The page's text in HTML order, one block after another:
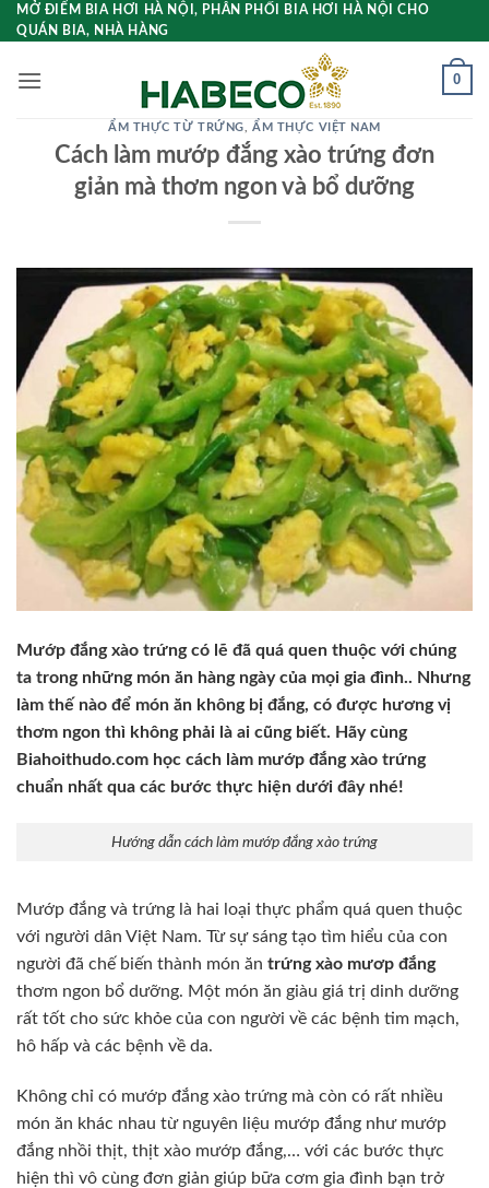
Bỏ
qua
dung
MỞ ĐIỂM BIA HƠI HÀ NỘI, PHÂN PHỐI BIA HƠI HÀ NỘI CHO
QUÁN BIA, NHÀ HÀNG
0
ẨM THỰC TỪ TRỨNG ,ẨM THỰC VIỆT NAM
Cách làm mướp đắng xào trứng đơn
giản mà thơm ngon và bổ dưỡng
Mướp đắng xào trứng có lẽ đã quá quen thuộc với chúng
ta trong những món ăn hàng ngày của mọi gia đình.. Nhưng
làm thế nào để món ăn không bị đắng, có được hương vị
thơm ngon thì không phải là ai cũng biết. Hãy cùng
Biahoithudo.com học cách làm mướp đắng xào trứng
chuẩn nhất qua các bước thực hiện dưới đây nhé!
Hướng dẫn cách làm mướp đắng xào trứng
Mướp đắng và trứng là hai loại thực phẩm quá quen thuộc
với người dân Việt Nam. Từ sự sáng tạo tìm hiểu của con
người đã chế biến thành món ăn trứng xào mươp đắng
thơm ngon bổ dưỡng. Một món ăn giàu giá trị dinh dưỡng
rất tốt cho sức khỏe của con người về các bệnh tim mạch,
hô hấp và các bệnh về da.
Không chỉ có mướp đắng xào trứng mà còn có rất nhiều
món ăn khác nhau từ nguyên liệu mướp đắng như mướp
đắng nhồi thịt, thịt xào mướp đắng,… với các bước thực
hiện thì vô cùng đơn giản giúp bữa cơm gia đình bạn trở